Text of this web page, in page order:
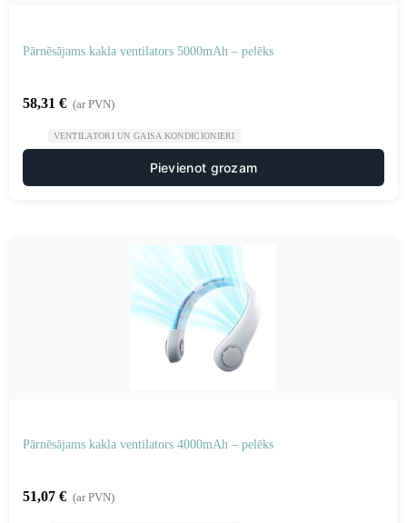
Pārnēsājams kakla ventilators 5000mAh – pelēks
58,31 € (ar PVN)
VENTILATORI UN GAISA KONDICIONIERI
Pievienot grozam
Pārnēsājams kakla ventilators 4000mAh – pelēks
51,07 € (ar PVN)